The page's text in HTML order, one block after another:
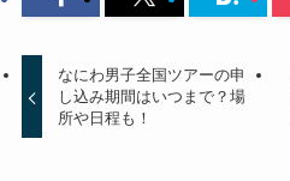
なにわ男子全国ツアーの申
し込み期間はいつまで？場
所や日程も！